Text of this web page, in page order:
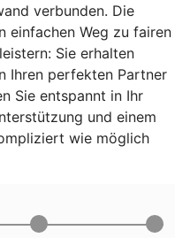
verbunden. Die
einfachen Weg zu fairen
Sie erhalten
Ihren perfekten Partner
Sie entspannt in Ihr
und einem
wie möglich